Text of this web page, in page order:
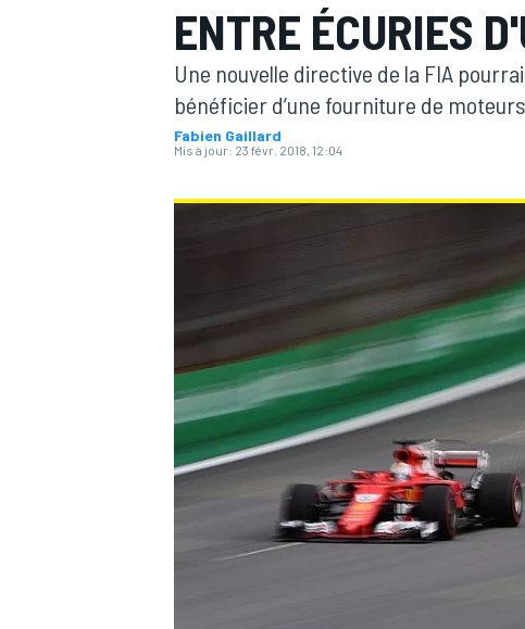
ENTRE ÉCURIES
Une nouvelle directive de la FIA
bénéficier d’une fourniture de
Fabien Gaillard
Mis à jour: 23 févr. 2018, 12:04